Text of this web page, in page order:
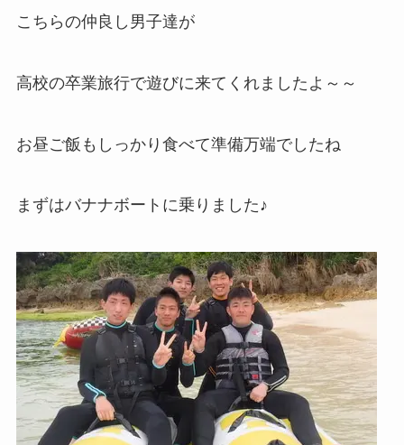
こちらの仲良し男子達が
高校の卒業旅行で遊びに来てくれましたよ～～
お昼ご飯もしっかり食べて準備万端でしたね
まずはバナナボートに乗りました♪